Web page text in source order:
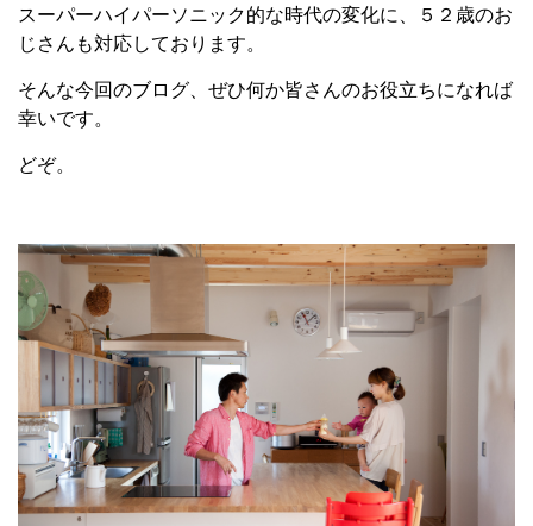
スーパーハイパーソニック的な時代の変化に、５２歳のお
じさんも対応しております。
そんな今回のブログ、ぜひ何か皆さんのお役立ちになれば
幸いです。
どぞ。